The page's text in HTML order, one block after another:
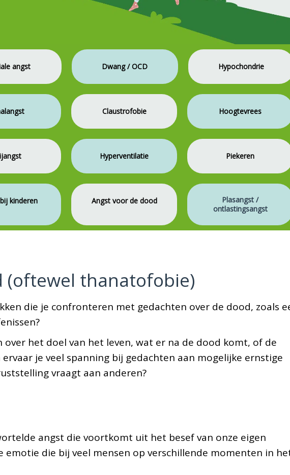
angst Dwang / OCD Hypochondrie
Claustrofobie Hoogtevrees
Hyperventilatie Piekeren
kinderen Angst voor de dood
Plasangst /
ontlastingsangst
(oftewel thanatofobie)
die je confronteren met gedachten over de dood, zoals
over het doel van het leven, wat er na de dood komt, of de
je veel spanning bij gedachten aan mogelijke ernstige
vraagt aan anderen?
angst die voortkomt uit het besef van onze eigen
die bij veel mensen op verschillende momenten in